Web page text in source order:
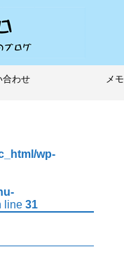
合わせ メモ
wp-
line 31